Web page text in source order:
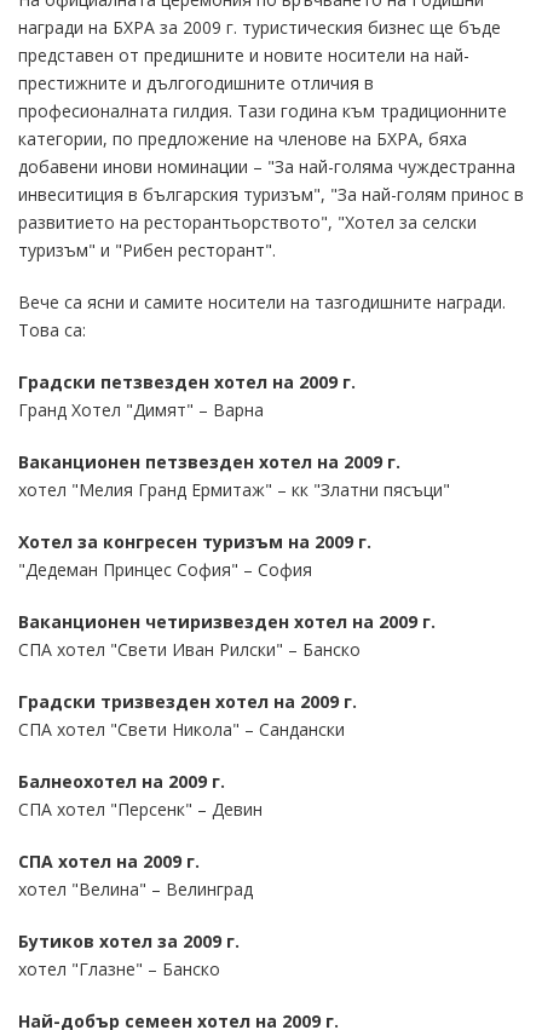
награди на БХРА за 2009 г. туристическия бизнес ще бъде
представен от предишните и новите носители на най-
престижните и дългогодишните отличия в
професионалната гилдия. Тази година към традиционните
категории, по предложение на членове на БХРА, бяха
добавени инови номинации – "За най-голяма чуждестранна
инвеситиция в българския туризъм", "За най-голям принос в
развитието на ресторантьорството", "Хотел за селски
туризъм" и "Рибен ресторант".
Вече са ясни и самите носители на тазгодишните награди.
Това са:
Градски петзвезден хотел на 2009 г.
Гранд Хотел "Димят" – Варна
Ваканционен петзвезден хотел на 2009 г.
хотел "Мелия Гранд Ермитаж" – кк "Златни пясъци"
Хотел за конгресен туризъм на 2009 г.
"Дедеман Принцес София" – София
Ваканционен четиризвезден хотел на 2009 г.
СПА хотел "Свети Иван Рилски" – Банско
Градски тризвезден хотел на 2009 г.
СПА хотел "Свети Никола" – Сандански
Балнеохотел на 2009 г.
СПА хотел "Персенк" – Девин
СПА хотел на 2009 г.
хотел "Велина" – Велинград
Бутиков хотел за 2009 г.
хотел "Глазне" – Банско
Най-добър семеен хотел на 2009 г.